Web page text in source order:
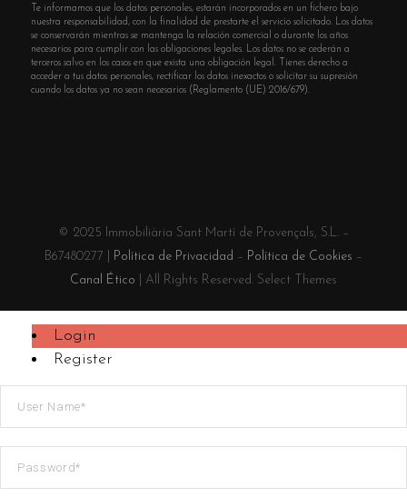
Te informamos que los datos personales, estarán incorporados en un fichero bajo
nuestra responsabilidad, con la finalidad de prestarte el servicio solicitado. Los datos
se conservarán mientras se mantenga la relación comercial o durante los años
necesarios para cumplir con las obligaciones legales. Los datos no se cederán a
terceros salvo en los casos en que exista una obligación legal. Tienes derecho a
acceder a tus datos personales, rectificar los datos inexactos o solicitar su supresión
cuando los datos ya no sean necesarios (Reglamento (UE) 2016/679).
© 2025 Immobiliària Sant Martí de Provençals, S.L. –
B67480277 | Política de Privacidad – Política de Cookies –
Canal Ético | All Rights Reserved. Select Themes
Login
Register